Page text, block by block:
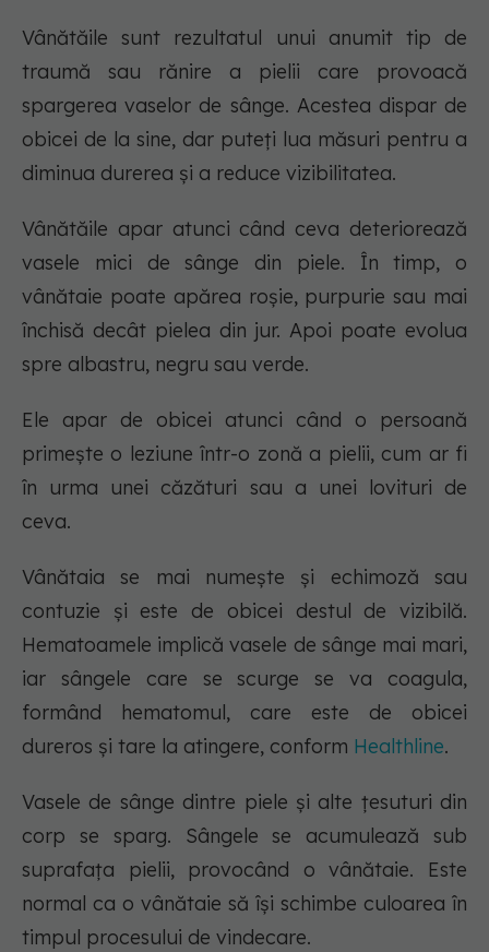
Vânătăile sunt rezultatul unui anumit tip de
traumă sau rănire a pielii care provoacă
spargerea vaselor de sânge. Acestea dispar de
obicei de la sine, dar puteți lua măsuri pentru a
diminua durerea și a reduce vizibilitatea.
Vânătăile apar atunci când ceva deteriorează
vasele mici de sânge din piele. În timp, o
vânătaie poate apărea roșie, purpurie sau mai
închisă decât pielea din jur. Apoi poate evolua
spre albastru, negru sau verde.
Ele apar de obicei atunci când o persoană
primește o leziune într-o zonă a pielii, cum ar fi
în urma unei căzături sau a unei lovituri de
ceva.
Vânătaia se mai numește și echimoză sau
contuzie și este de obicei destul de vizibilă.
Hematoamele implică vasele de sânge mai mari,
iar sângele care se scurge se va coagula,
formând hematomul, care este de obicei
dureros și tare la atingere, conform Healthline.
Vasele de sânge dintre piele și alte țesuturi din
corp se sparg. Sângele se acumulează sub
suprafața pielii, provocând o vânătaie. Este
normal ca o vânătaie să își schimbe culoarea în
timpul procesului de vindecare.